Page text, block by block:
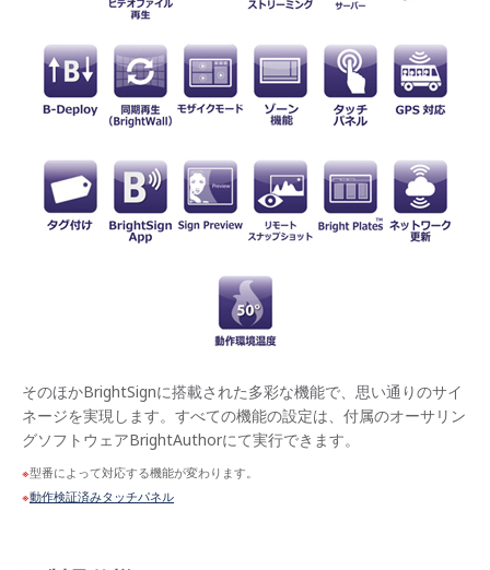
そのほかBrightSignに搭載された多彩な機能で、思い通りのサイ
ネージを実現します。すべての機能の設定は、付属のオーサリン
グソフトウェアBrightAuthorにて実行できます。
型番によって対応する機能が変わります。
動作検証済みタッチパネル